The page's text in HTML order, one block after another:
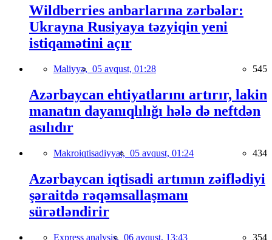
Wildberries anbarlarına zərbələr:
Ukrayna Rusiyaya təzyiqin yeni
istiqamətini açır
Maliyyə, 05 avqust, 01:28 545
Azərbaycan ehtiyatlarını artırır, lakin
manatın dayanıqlılığı hələ də neftdən
asılıdır
Makroiqtisadiyyat, 05 avqust, 01:24 434
Azərbaycan iqtisadi artımın zəiflədiyi
şəraitdə rəqəmsallaşmanı
sürətləndirir
Express analysis, 06 avqust, 13:43 354